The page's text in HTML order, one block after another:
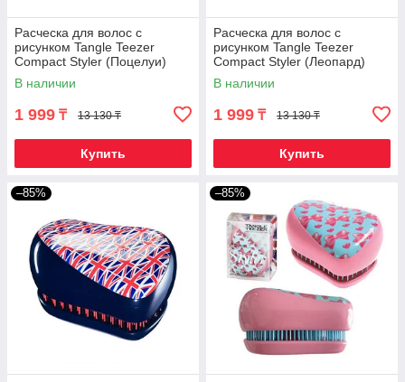
Расческа для волос с
рисунком Tangle Teezer
Compact Styler (Поцелуи)
В наличии
1 999 ₸ 13 130 ₸
Купить
Расческа для волос с
рисунком Tangle Teezer
Compact Styler (Леопард)
В наличии
1 999 ₸ 13 130 ₸
Купить
–85% –85%